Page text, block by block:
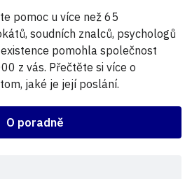
pomoc u více než 65
soudních znalců, psychologů
pomohla společnost
z vás. Přečtěte si více o
jaké je její poslání.
O poradně